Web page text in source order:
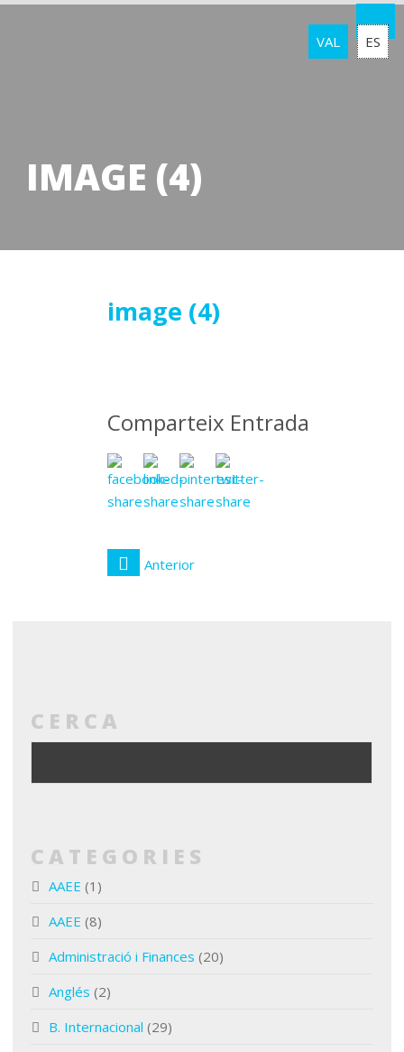
VAL ES
IMAGE (4)
image (4)
Comparteix Entrada
Anterior
CERCA
CATEGORIES
AAEE (1)
AAEE (8)
Administració i Finances (20)
Anglés (2)
B. Internacional (29)